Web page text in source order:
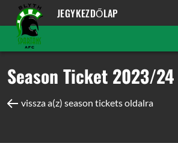
JEGYKEZDŐLAP
Season Ticket 2023/24
vissza a(z) season tickets oldalra